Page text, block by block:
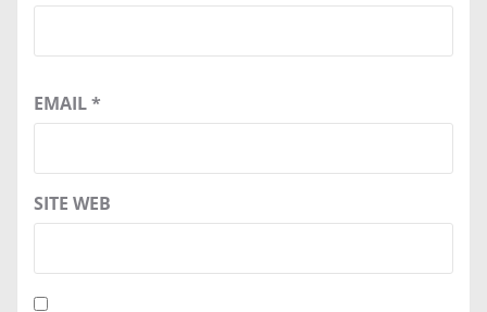
EMAIL*
SITE WEB